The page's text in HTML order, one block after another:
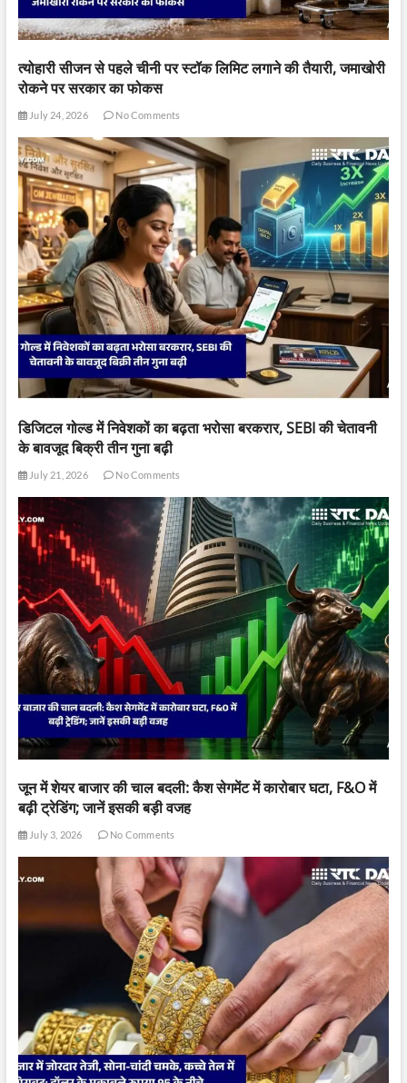
त्योहारी सीजन से पहले चीनी पर स्टॉक लिमिट लगाने की तैयारी, जमाखोरी
रोकने पर सरकार का फोकस
July 24, 2026 No Comments
डिजिटल गोल्ड में निवेशकों का बढ़ता भरोसा बरकरार, SEBI की चेतावनी
के बावजूद बिक्री तीन गुना बढ़ी
July 21, 2026 No Comments
जून में शेयर बाजार की चाल बदली: कैश सेगमेंट में कारोबार घटा, F&O में
बढ़ी ट्रेडिंग; जानें इसकी बड़ी वजह
July 3, 2026 No Comments